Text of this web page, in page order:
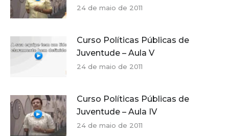
24 de maio de 2011
Curso Políticas Públicas de
Juventude – Aula V
24 de maio de 2011
Curso Políticas Públicas de
Juventude – Aula IV
24 de maio de 2011